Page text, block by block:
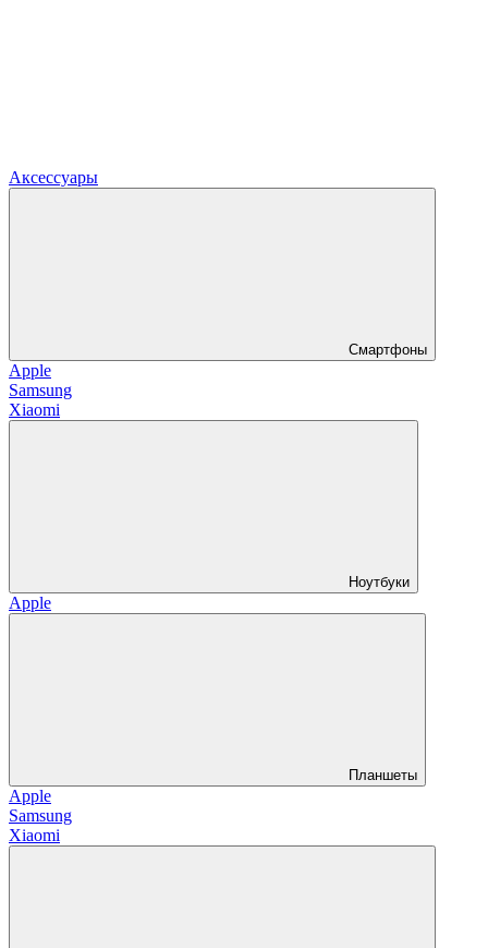
Аксессуары
Смартфоны
Apple
Samsung
Xiaomi
Ноутбуки
Apple
Планшеты
Apple
Samsung
Xiaomi